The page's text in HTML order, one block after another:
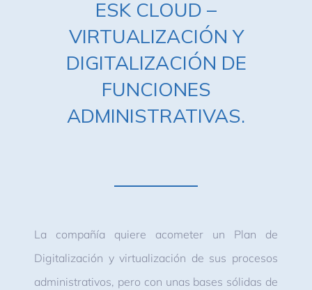
ESK CLOUD –
VIRTUALIZACIÓN Y
DIGITALIZACIÓN DE
FUNCIONES
ADMINISTRATIVAS.
La compañía quiere acometer un Plan de
Digitalización y virtualización de sus procesos
administrativos, pero con unas bases sólidas de